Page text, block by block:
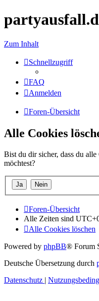
Zum Inhalt
Schnellzugriff
FAQ
Anmelden
Foren-Übersicht
Alle Cookies
Bist du dir sicher, dass du
möchtest?
Foren-Übersicht
Alle Zeiten sind
Alle Cookies löschen
Powered by phpBB® Forum
Deutsche Übersetzung durch
Datenschutz |